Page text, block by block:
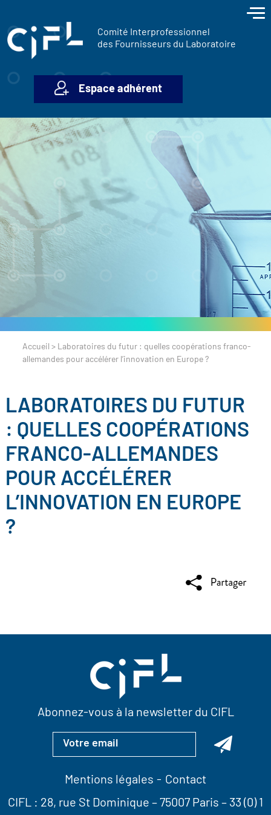
Comité Interprofessionnel
des Fournisseurs du Laboratoire
Espace adhérent
Accueil > Laboratoires du futur : quelles coopérations franco-
allemandes pour accélérer l’innovation en Europe ?
LABORATOIRES DU FUTUR
: QUELLES COOPÉRATIONS
FRANCO-ALLEMANDES
POUR ACCÉLÉRER
L’INNOVATION EN EUROPE
?
Abonnez-vous à la newsletter du CIFL
Mentions légales
Contact
CIFL : 28, rue St Dominique – 75007 Paris – 33 (0) 1